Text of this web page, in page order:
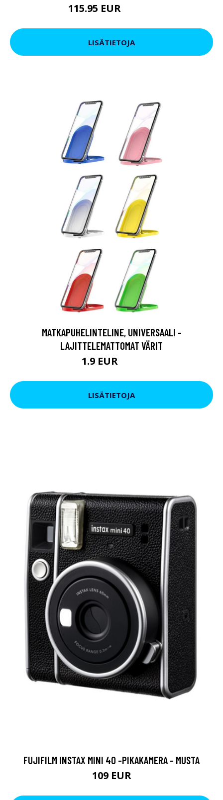
115.95 EUR
LISÄTIETOJA
MATKAPUHELINTELINE, UNIVERSAALI -
LAJITTELEMATTOMAT VÄRIT
1.9 EUR
LISÄTIETOJA
FUJIFILM INSTAX MINI 40 -PIKAKAMERA - MUSTA
109 EUR